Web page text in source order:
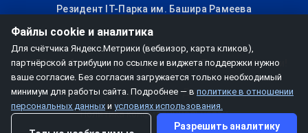
Резидент IT-Парка им. Башира Рамеева
© 2026мобзио, создание диплинка– Привет из Казани!
Условия использования
Договор-оферта
Политика конфиденциальности
Файлы cookie и аналитика
Для счётчика Яндекс.Метрики (вебвизор, карта кликов),
партнёрской атрибуции по ссылке и виджета поддержки нужно
ваше согласие. Без согласия загружается только необходимый
минимум для работы сайта. Подробнее — в политике в отношении
персональных данных и условиях использования.
Разрешить аналитику